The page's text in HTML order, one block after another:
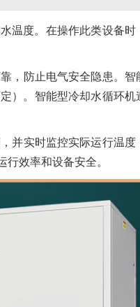
温度。在操作此类设备时
，防止电气安全隐患。智
）。智能型冷却水循环机
并实时监控实际运行温度
效率和设备安全。